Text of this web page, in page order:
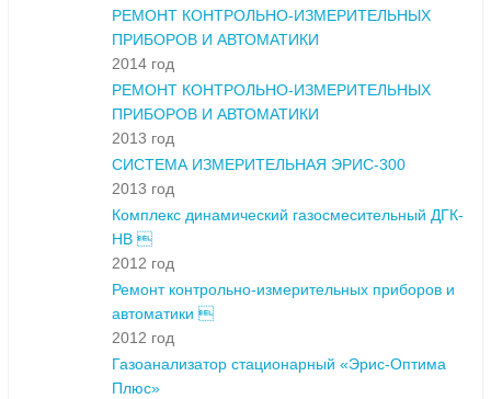
РЕМОНТ КОНТРОЛЬНО-ИЗМЕРИТЕЛЬНЫХ
ПРИБОРОВ И АВТОМАТИКИ
2014 год
РЕМОНТ КОНТРОЛЬНО-ИЗМЕРИТЕЛЬНЫХ
ПРИБОРОВ И АВТОМАТИКИ
2013 год
СИСТЕМА ИЗМЕРИТЕЛЬНАЯ ЭРИС-300
2013 год
Комплекс динамический газосмесительный ДГК-
НВ 
2012 год
Ремонт контрольно-измерительных приборов и
автоматики 
2012 год
Газоанализатор стационарный «Эрис-Оптима
Плюс»